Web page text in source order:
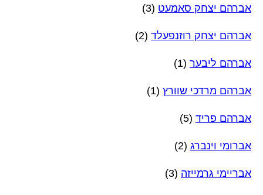
אברהם יצחק סאמעט (3)
אברהם יצחק רוזנפעלד (2)
אברהם ליבער (1)
אברהם מרדכי שוורץ (1)
אברהם פריד (5)
אברומי וינברג (2)
אבריימי גרמייזה (3)